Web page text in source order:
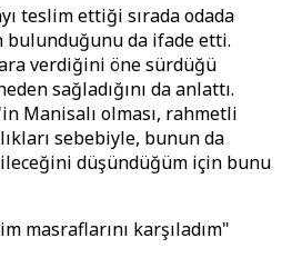
teslim ettiği sırada odada
bulunduğunu da ifade etti.
verdiğini öne sürdüğü
sağladığını da anlattı.
Manisalı olması, rahmetli
sebebiyle, bunun da
düşündüğüm için bunu
masraflarını karşıladım"